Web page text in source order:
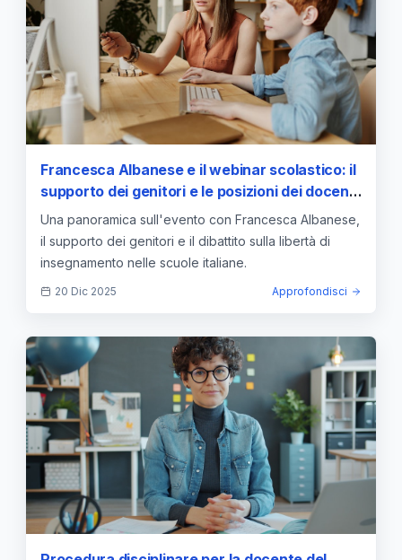
Francesca Albanese e il webinar scolastico: il
supporto dei genitori e le posizioni dei docenti
sulla libertà di insegnamento
Una panoramica sull'evento con Francesca Albanese,
il supporto dei genitori e il dibattito sulla libertà di
insegnamento nelle scuole italiane.
20 Dic 2025 Approfondisci